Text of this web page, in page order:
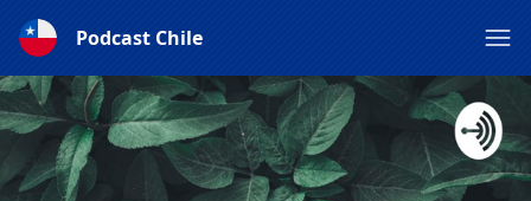
Podcast Chile